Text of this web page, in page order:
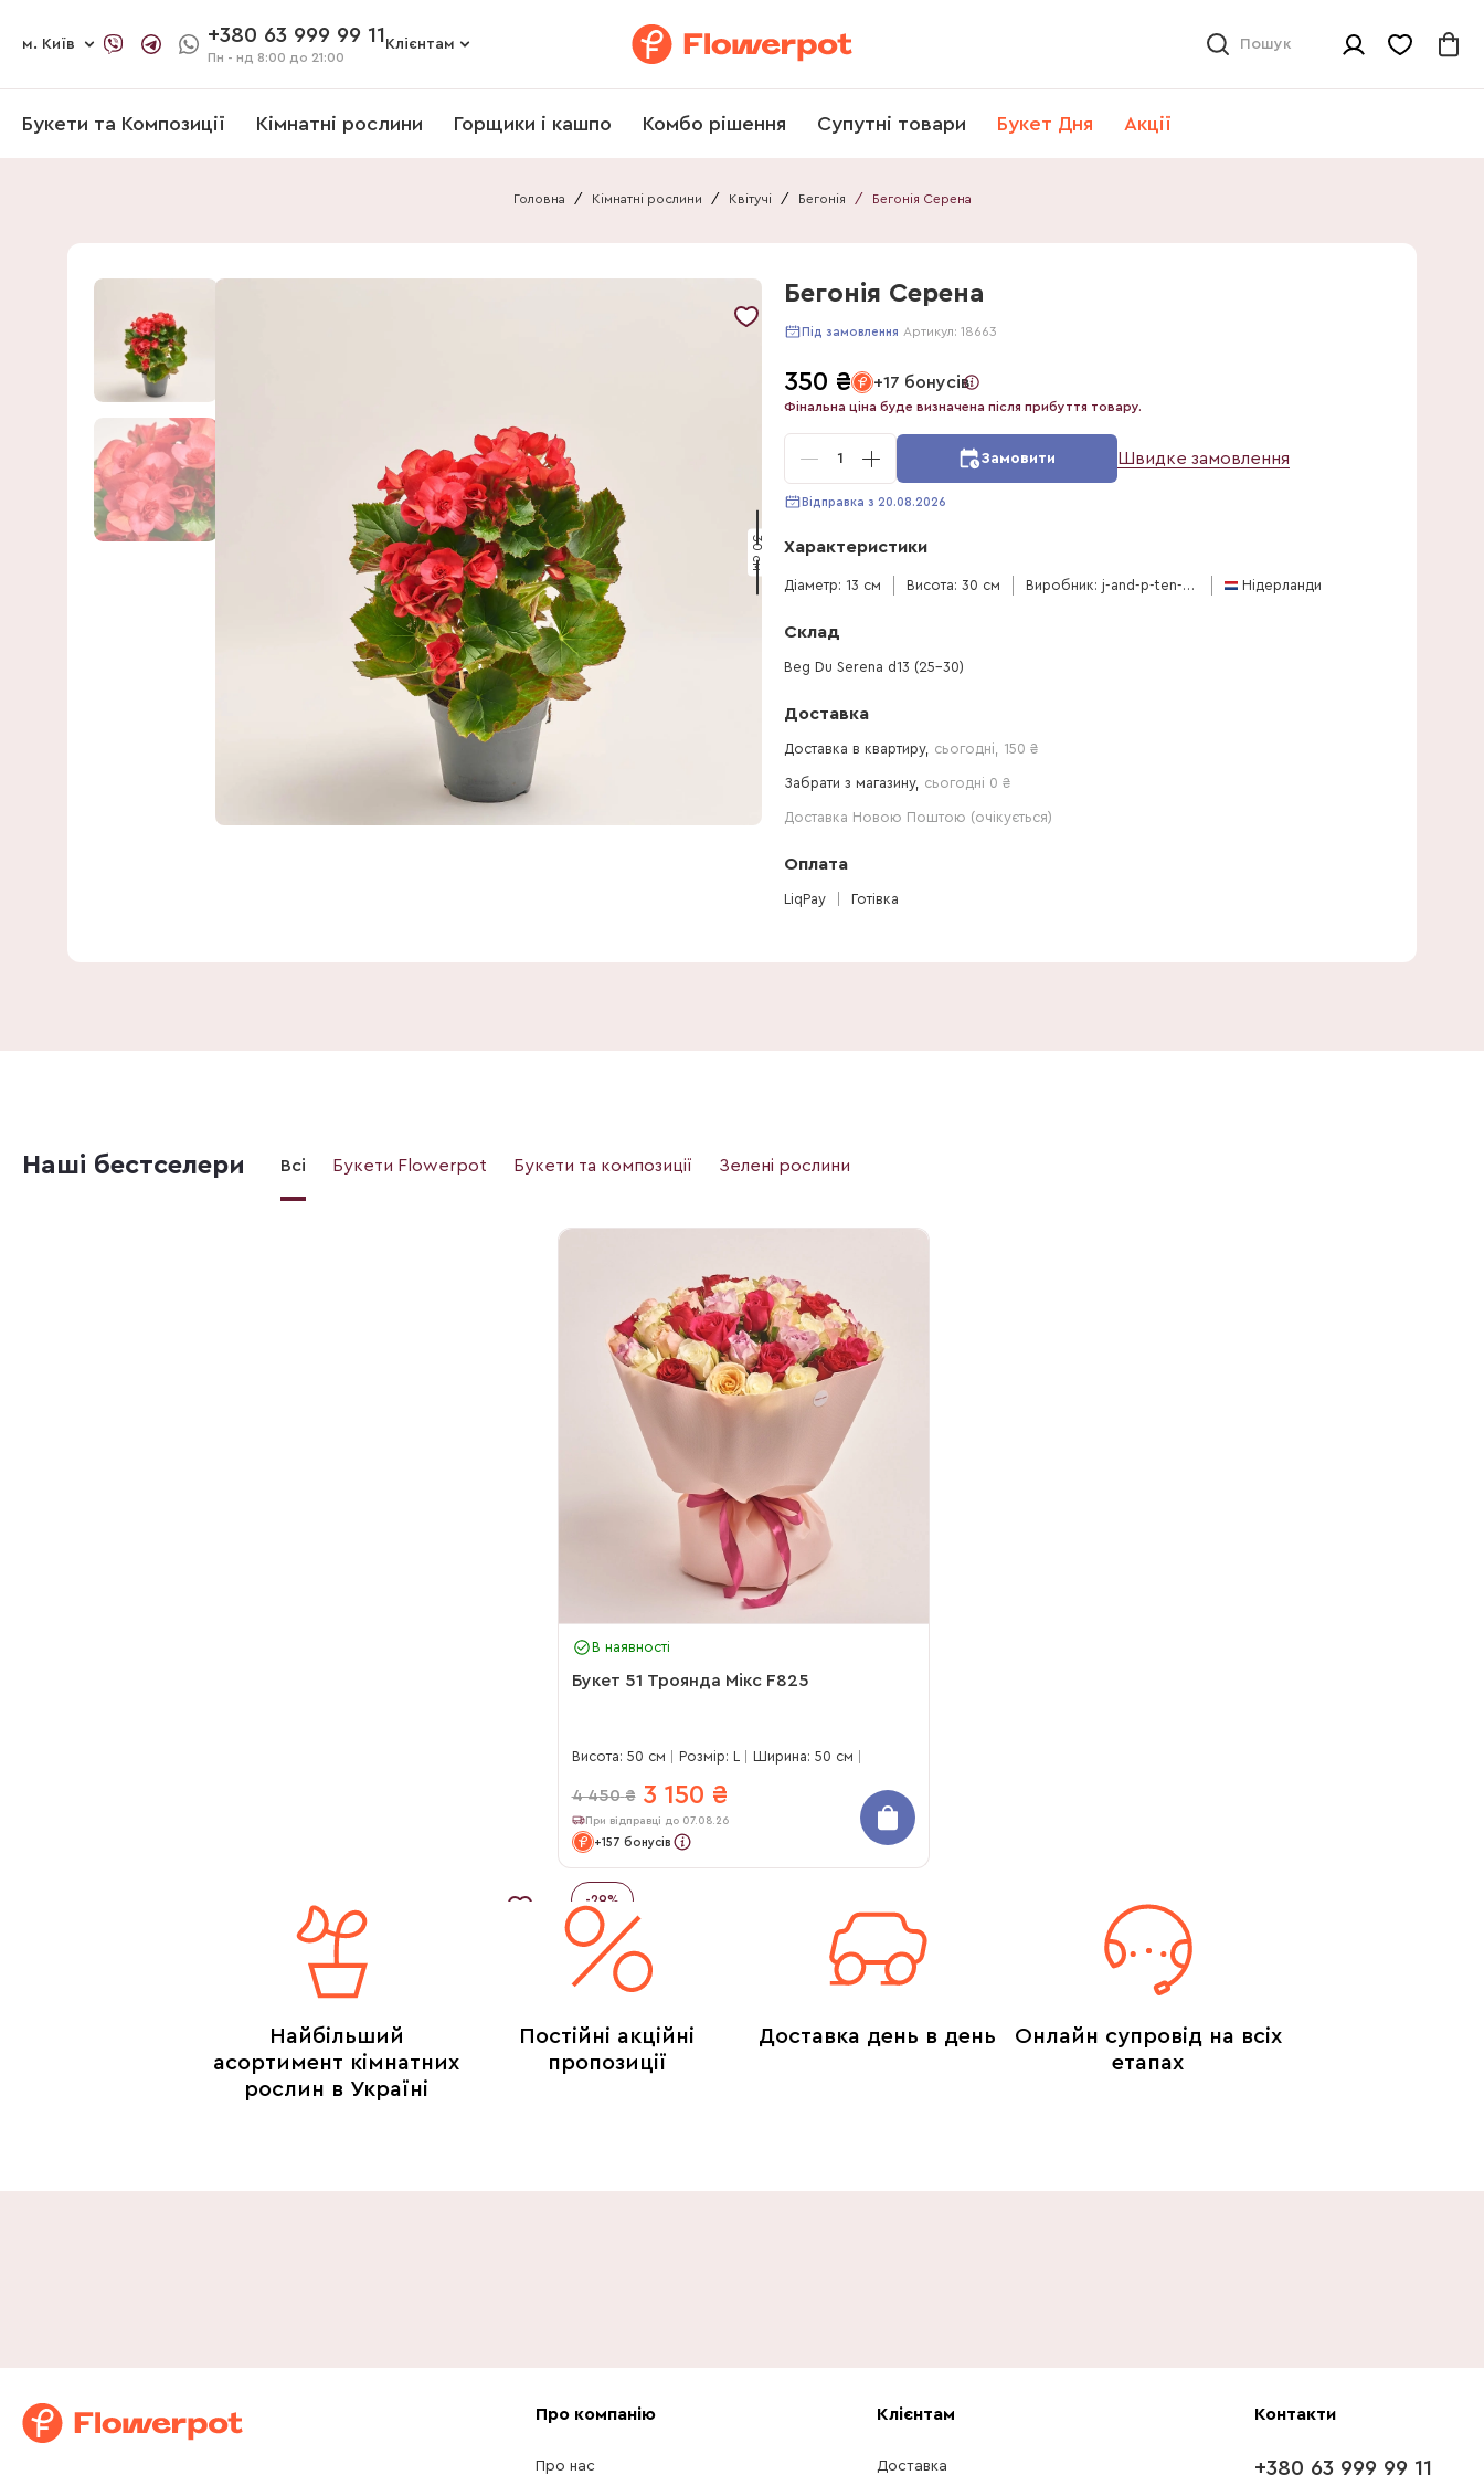
м. Київ +380 63 999 99 11
Пн - нд 8:00 до 21:00
Клієнтам Пошук
Букети та Композиції Кімнатні рослини Горщики і кашпо Комбо рішення Супутні товари Букет Дня Акції
Головна / Кімнатні рослини / Квітучі / Бегонія / Бегонія Серена
30 см
Бегонія Серена
Під замовлення Артикул: 18663
350 ₴ +17 бонусів
Фінальна ціна буде визначена після прибуття товару.
1 Замовити Швидке замовлення
Відправка з 20.08.2026
Характеристики
Діаметр: 13 см Висота: 30 см Виробник: j-and-p-ten-have Нідерланди
Склад
Beg Du Serena d13 (25-30)
Доставка
Доставка в квартиру, сьогодні 150 ₴
Забрати з магазину, сьогодні 0 ₴
Доставка Новою Поштою (очікується)
Оплата
LiqPay Готівка
Наші бестселери Всі Букети Flowerpot Букети та композиції Зелені рослини
В наявності
Букет 51 Троянда Мікс F825
Висота: 50 см Розмір: L Ширина: 50 см
4 450 ₴ 3 150 ₴
При відправці до 07.08.26
+157 бонусів
-29%
Найбільший
асортимент кімнатних
рослин в Україні
Постійні акційні
пропозиції
Доставка день в день
Онлайн супровід на всіх
етапах
Про компанію
Про нас
Клієнтам
Доставка
Контакти
+380 63 999 99 11